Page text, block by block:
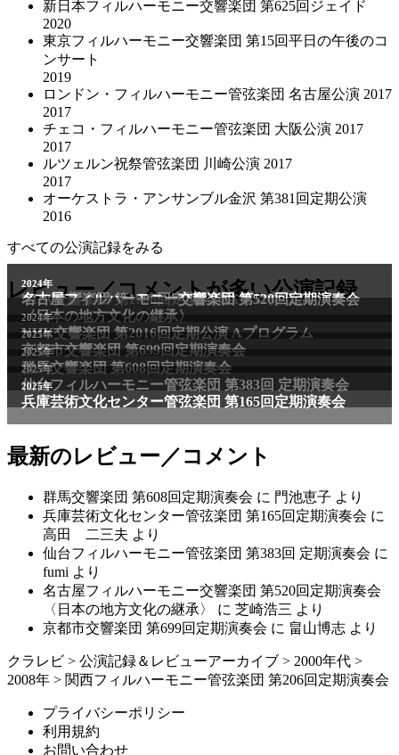
新日本フィルハーモニー交響楽団 第625回ジェイド
2020
東京フィルハーモニー交響楽団 第15回平日の午後のコ
ンサート
2019
ロンドン・フィルハーモニー管弦楽団 名古屋公演 2017
2017
チェコ・フィルハーモニー管弦楽団 大阪公演 2017
2017
ルツェルン祝祭管弦楽団 川崎公演 2017
2017
オーケストラ・アンサンブル金沢 第381回定期公演
2016
すべての公演記録をみる
レビュー／コメントが多い公演記録
最新のレビュー／コメント
群馬交響楽団 第608回定期演奏会 に 門池恵子 より
兵庫芸術文化センター管弦楽団 第165回定期演奏会 に
高田 二三夫 より
仙台フィルハーモニー管弦楽団 第383回 定期演奏会 に
fumi より
名古屋フィルハーモニー交響楽団 第520回定期演奏会
〈日本の地方文化の継承〉
に 芝崎浩三 より
京都市交響楽団 第699回定期演奏会 に 畠山博志 より
クラレビ > 公演記録＆レビューアーカイブ > 2000年代 >
2008年 > 関西フィルハーモニー管弦楽団 第206回定期演奏会
プライバシーポリシー
利用規約
お問い合わせ